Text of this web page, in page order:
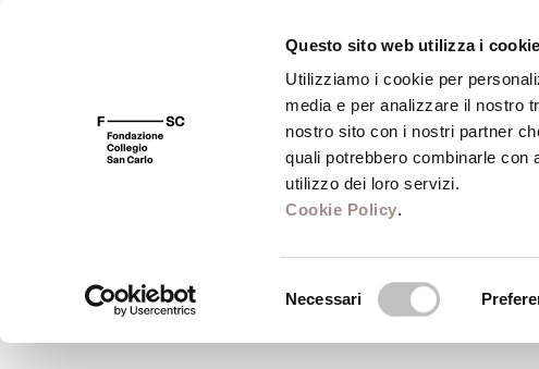
Questo sito web utilizza i cookie
Utilizziamo i cookie per
media e per analizzare il nostro
nostro sito con i nostri partner
quali potrebbero combinarle con
utilizzo dei loro servizi.
Cookie Policy.
Necessari
FSC 400 Fondazione Biblioteca
Comuni: Belgio
Professore di Esegesi biblica - Université